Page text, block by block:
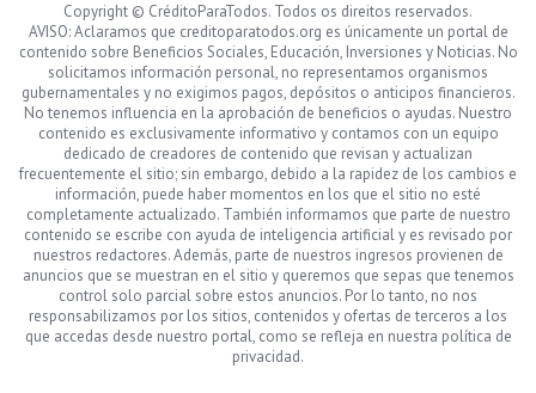
Copyright © CréditoParaTodos. Todos os direitos reservados.
AVISO: Aclaramos que creditoparatodos.org es únicamente un portal de
contenido sobre Beneficios Sociales, Educación, Inversiones y Noticias. No
solicitamos información personal, no representamos organismos
gubernamentales y no exigimos pagos, depósitos o anticipos financieros.
No tenemos influencia en la aprobación de beneficios o ayudas. Nuestro
contenido es exclusivamente informativo y contamos con un equipo
dedicado de creadores de contenido que revisan y actualizan
frecuentemente el sitio; sin embargo, debido a la rapidez de los cambios e
información, puede haber momentos en los que el sitio no esté
completamente actualizado. También informamos que parte de nuestro
contenido se escribe con ayuda de inteligencia artificial y es revisado por
nuestros redactores. Además, parte de nuestros ingresos provienen de
anuncios que se muestran en el sitio y queremos que sepas que tenemos
control solo parcial sobre estos anuncios. Por lo tanto, no nos
responsabilizamos por los sitios, contenidos y ofertas de terceros a los
que accedas desde nuestro portal, como se refleja en nuestra política de
privacidad.